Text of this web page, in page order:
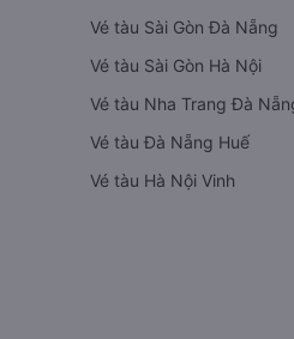
Vé tàu Sài Gòn Đà Nẵng
Vé tàu Sài Gòn Hà Nội
Vé tàu Nha Trang Đà
Vé tàu Đà Nẵng Huế
Vé tàu Hà Nội Vinh